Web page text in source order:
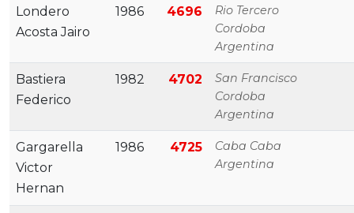
Londero
Acosta Jairo
1986 4696
Rio Tercero
Cordoba
Argentina
Bastiera
Federico
1982 4702
San Francisco
Cordoba
Argentina
Gargarella
Victor
Hernan
1986 4725
Caba Caba
Argentina